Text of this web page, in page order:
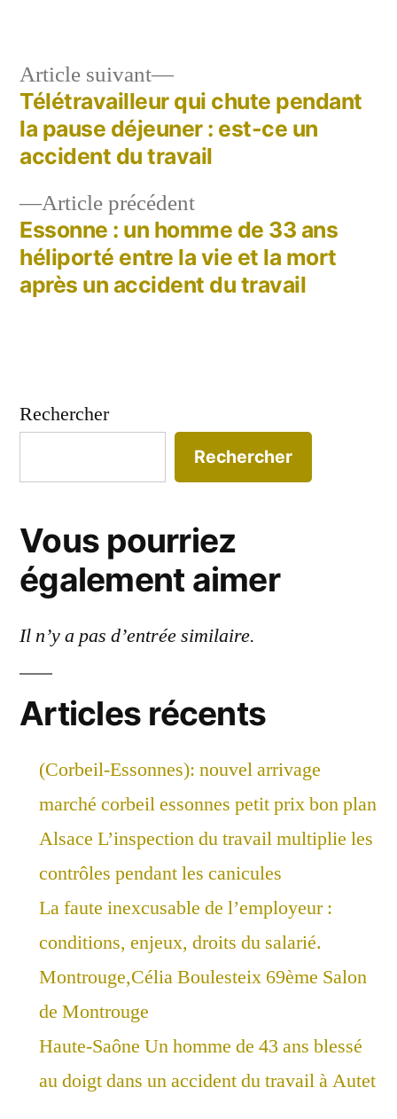
Navigation
de
l’article
Article précédentArticle
précédent :
Essonne : un homme de 33 ans
héliporté entre la vie et la mort
après un accident du travail
Article suivant
Article
suivant :
Télétravailleur qui chute pendant
la pause déjeuner : est-ce un
accident du travail
Rechercher
Rechercher
Vous pourriez
également aimer
Il n’y a pas d’entrée similaire.
Articles récents
(Corbeil-Essonnes): nouvel arrivage
marché corbeil essonnes petit prix bon plan
Alsace L’inspection du travail multiplie les
contrôles pendant les canicules
La faute inexcusable de l’employeur :
conditions, enjeux, droits du salarié.
Montrouge,Célia Boulesteix 69ème Salon
de Montrouge
Haute-Saône Un homme de 43 ans blessé
au doigt dans un accident du travail à Autet